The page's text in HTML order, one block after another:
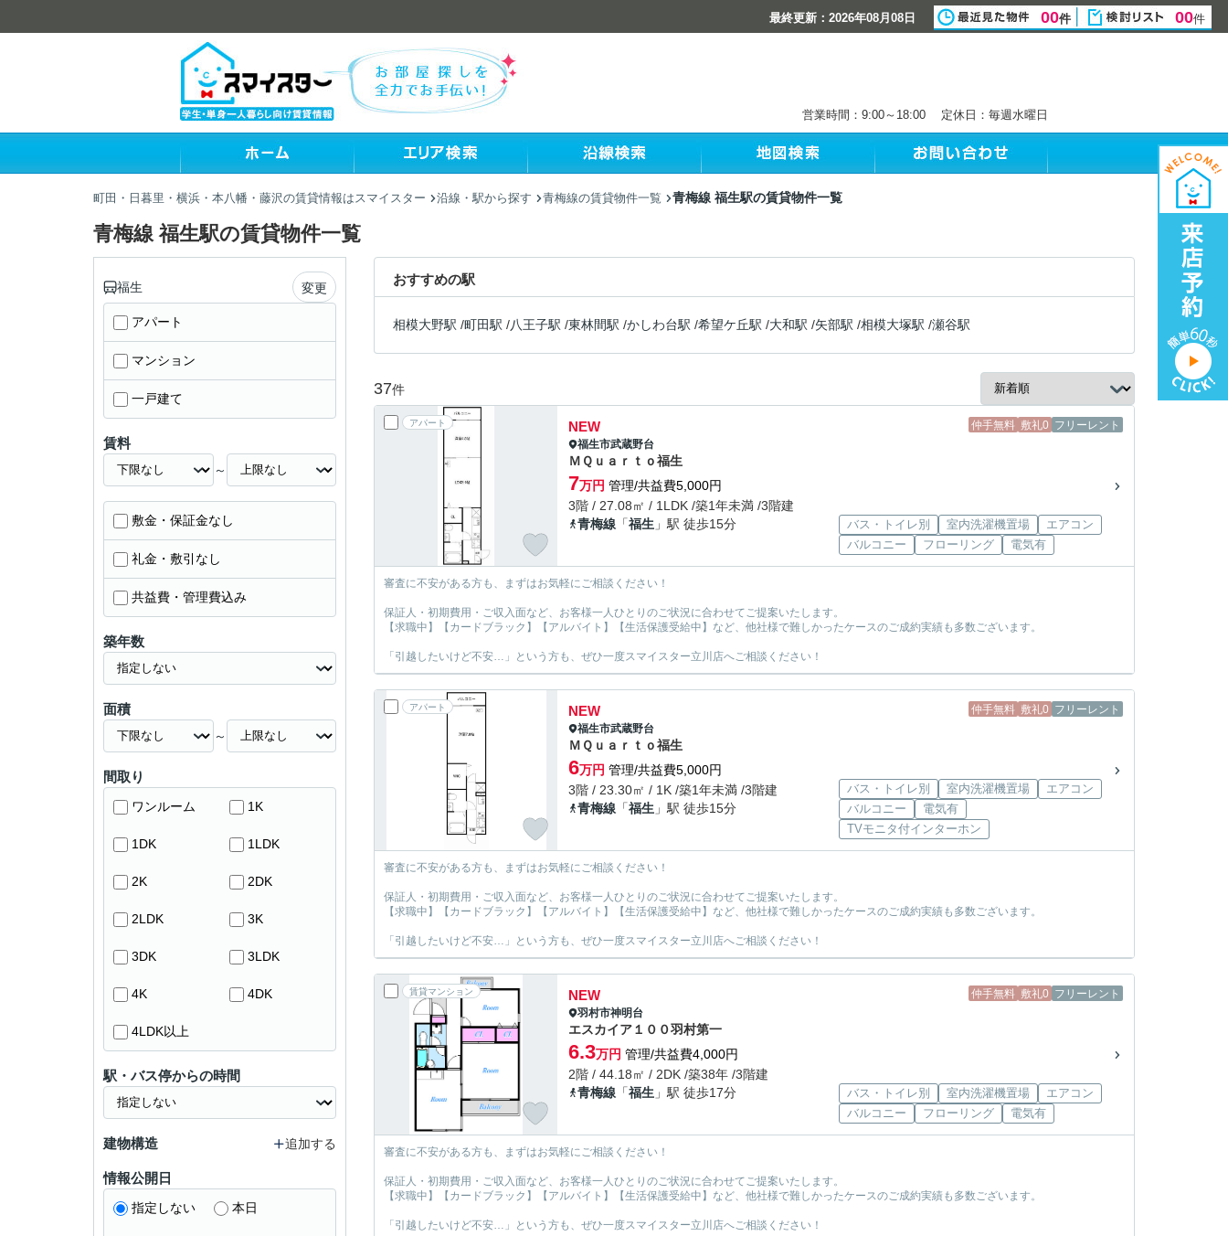
最終更新：2026年08月08日 00件 00件
営業時間：9:00～18:00 定休日：毎週水曜日
町田・日暮里・横浜・本八幡・藤沢の賃貸情報はスマイスター 沿線・駅から探す 青梅線の賃貸物件一覧 青梅線 福生駅の賃貸物件一覧
青梅線 福生駅の賃貸物件一覧
おすすめの駅
相模大野駅 /町田駅 /八王子駅 /東林間駅 /かしわ台駅 /希望ケ丘駅 /大和駅 /矢部駅 /相模大塚駅 /瀬谷駅
37件
アパート 仲手無料 敷礼0 フリーレント
NEW
福生市武蔵野台
ＭＱｕａｒｔｏ福生
7万円 管理/共益費5,000円
3階 / 27.08㎡ / 1LDK /築1年未満 /3階建
青梅線 「福生 」駅 徒歩15分 バス・トイレ別 室内洗濯機置場
エアコン
バルコニー
フローリング 電気有
審査に不安がある方も、まずはお気軽にご相談ください！
保証人・初期費用・ご収入面など、お客様一人ひとりのご状況に合わせてご提案いたします。
【求職中】【カードブラック】【アルバイト】【生活保護受給中】など、他社様で難しかったケースのご成約実績も多数ございます。
「引越したいけど不安…」という方も、ぜひ一度スマイスター立川店へご相談ください！
アパート 仲手無料 敷礼0 フリーレント
NEW
福生市武蔵野台
ＭＱｕａｒｔｏ福生
6万円 管理/共益費5,000円
3階 / 23.30㎡ / 1K /築1年未満 /3階建
青梅線 「福生 」駅 徒歩15分
バス・トイレ別 室内洗濯機置場
エアコン
バルコニー
電気有
TVモニタ付インターホン
審査に不安がある方も、まずはお気軽にご相談ください！
保証人・初期費用・ご収入面など、お客様一人ひとりのご状況に合わせてご提案いたします。
【求職中】【カードブラック】【アルバイト】【生活保護受給中】など、他社様で難しかったケースのご成約実績も多数ございます。
「引越したいけど不安…」という方も、ぜひ一度スマイスター立川店へご相談ください！
賃貸マンション 仲手無料 敷礼0 フリーレント
NEW
羽村市神明台
エスカイア１００羽村第一
6.3万円 管理/共益費4,000円
2階 / 44.18㎡ / 2DK /築38年 /3階建
青梅線 「福生 」駅 徒歩17分 バス・トイレ別 室内洗濯機置場
エアコン
バルコニー
フローリング 電気有
審査に不安がある方も、まずはお気軽にご相談ください！
保証人・初期費用・ご収入面など、お客様一人ひとりのご状況に合わせてご提案いたします。
【求職中】【カードブラック】【アルバイト】【生活保護受給中】など、他社様で難しかったケースのご成約実績も多数ございます。
「引越したいけど不安…」という方も、ぜひ一度スマイスター立川店へご相談ください！
福生 変更
アパート
マンション
一戸建て
賃料
～
敷金・保証金なし
礼金・敷引なし
共益費・管理費込み
築年数
面積
～
間取り
ワンルーム 1K
1DK 1LDK
2K 2DK
2LDK 3K
3DK 3LDK
4K 4DK
4LDK以上
駅・バス停からの時間
建物構造 追加する
情報公開日
指定しない 本日